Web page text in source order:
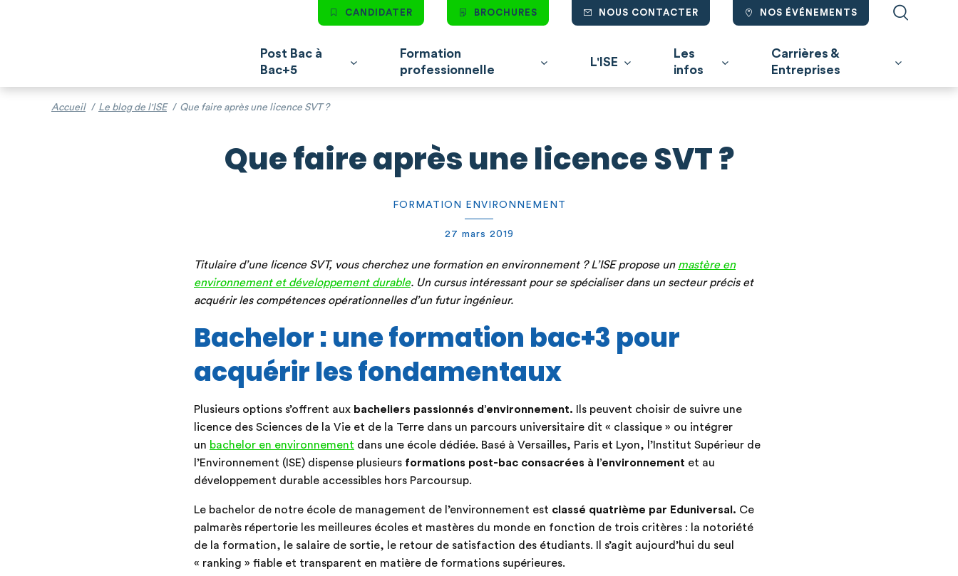
CANDIDATER BROCHURES NOUS CONTACTER NOS ÉVÉNEMENTS
Post Bac à
Bac+5
Formation
professionnelle
L'ISE
Les
infos
Carrières &
Entreprises
Accueil / Le blog de l'ISE / Que faire après une licence SVT ?
Que faire après une licence SVT ?
FORMATION ENVIRONNEMENT
27 mars 2019
Titulaire d’une licence SVT, vous cherchez une formation en environnement ? L’ISE propose un mastère en
environnement et développement durable. Un cursus intéressant pour se spécialiser dans un secteur précis et
acquérir les compétences opérationnelles d’un futur ingénieur.
Bachelor : une formation bac+3 pour
acquérir les fondamentaux
Plusieurs options s’offrent aux bacheliers passionnés d’environnement. Ils peuvent choisir de suivre une
licence des Sciences de la Vie et de la Terre dans un parcours universitaire dit « classique » ou intégrer
un bachelor en environnement dans une école dédiée. Basé à Versailles, Paris et Lyon, l’Institut Supérieur de
l’Environnement (ISE) dispense plusieurs formations post-bac consacrées à l’environnement et au
développement durable accessibles hors Parcoursup.
Le bachelor de notre école de management de l’environnement est classé quatrième par Eduniversal. Ce
palmarès répertorie les meilleures écoles et mastères du monde en fonction de trois critères : la notoriété
de la formation, le salaire de sortie, le retour de satisfaction des étudiants. Il s’agit aujourd’hui du seul
« ranking » fiable et transparent en matière de formations supérieures.